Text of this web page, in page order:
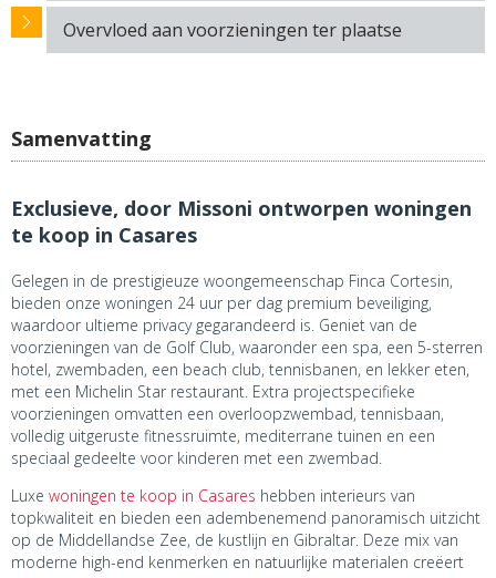
Overvloed aan voorzieningen ter plaatse
Samenvatting
Exclusieve, door Missoni ontworpen woningen
te koop in Casares
Gelegen in de prestigieuze woongemeenschap Finca Cortesin,
bieden onze woningen 24 uur per dag premium beveiliging,
waardoor ultieme privacy gegarandeerd is. Geniet van de
voorzieningen van de Golf Club, waaronder een spa, een 5-sterren
hotel, zwembaden, een beach club, tennisbanen, en lekker eten,
met een Michelin Star restaurant. Extra projectspecifieke
voorzieningen omvatten een overloopzwembad, tennisbaan,
volledig uitgeruste fitnessruimte, mediterrane tuinen en een
speciaal gedeelte voor kinderen met een zwembad.
Luxe woningen te koop in Casares hebben interieurs van
topkwaliteit en bieden een adembenemend panoramisch uitzicht
op de Middellandse Zee, de kustlijn en Gibraltar. Deze mix van
moderne high-end kenmerken en natuurlijke materialen creëert